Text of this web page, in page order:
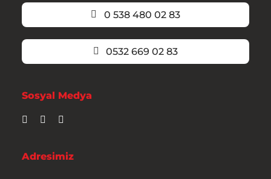
0 538 480 02 83
0532 669 02 83
Sosyal Medya
Adresimiz